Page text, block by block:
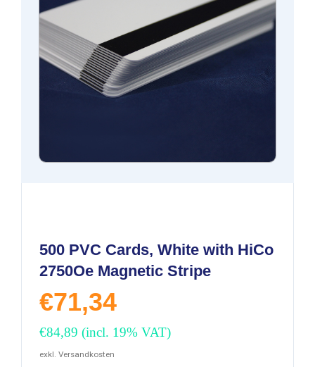
500 PVC Cards, White with HiCo
2750Oe Magnetic Stripe
€71,34
€84,89 (incl. 19% VAT)
exkl. Versandkosten